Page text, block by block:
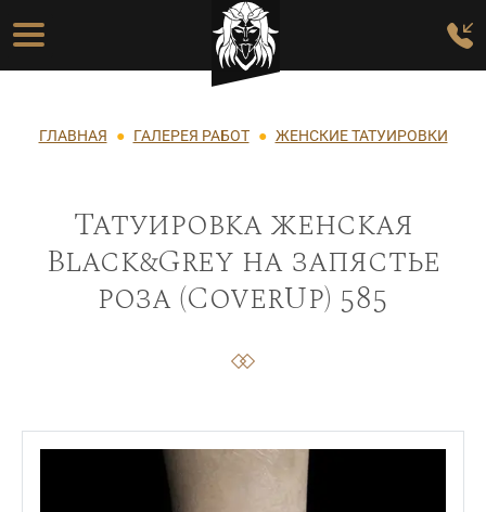
Перейти к основному содержанию
Основная навигация
Строка навигации
ГЛАВНАЯ ГАЛЕРЕЯ РАБОТ ЖЕНСКИЕ ТАТУИРОВКИ
Татуировка женская
Black&Grey на запястье
роза (CoverUp) 585